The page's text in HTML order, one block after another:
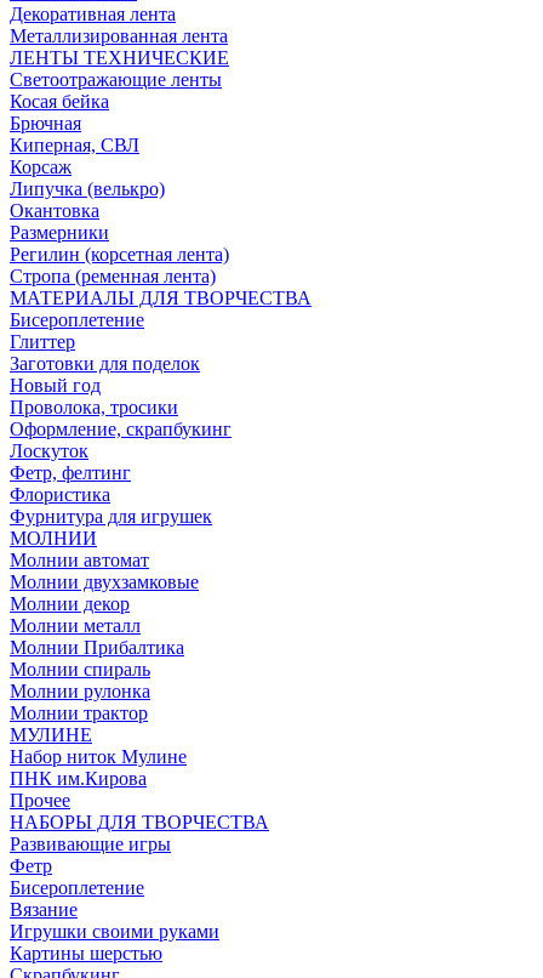
Декоративная лента
Металлизированная лента
ЛЕНТЫ ТЕХНИЧЕСКИЕ
Светоотражающие ленты
Косая бейка
Брючная
Киперная, СВЛ
Корсаж
Липучка (велькро)
Окантовка
Размерники
Регилин (корсетная лента)
Стропа (ременная лента)
МАТЕРИАЛЫ ДЛЯ ТВОРЧЕСТВА
Бисероплетение
Глиттер
Заготовки для поделок
Новый год
Проволока, тросики
Оформление, скрапбукинг
Лоскуток
Фетр, фелтинг
Флористика
Фурнитура для игрушек
МОЛНИИ
Молнии автомат
Молнии двухзамковые
Молнии декор
Молнии металл
Молнии Прибалтика
Молнии спираль
Молнии рулонка
Молнии трактор
МУЛИНЕ
Набор ниток Мулине
ПНК им.Кирова
Прочее
НАБОРЫ ДЛЯ ТВОРЧЕСТВА
Развивающие игры
Фетр
Бисероплетение
Вязание
Игрушки своими руками
Картины шерстью